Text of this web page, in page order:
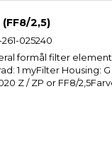
2,5)
261-025240
formål filter
1 myFilter Housing: G
Z / ZP or FF8/